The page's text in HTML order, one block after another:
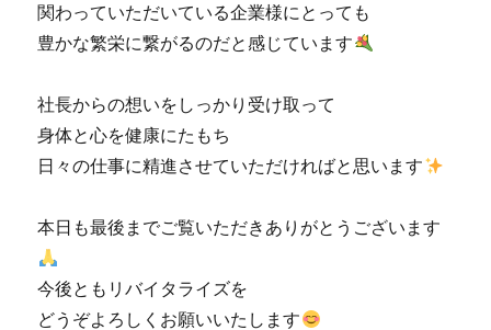
関わっていただいている企業様にとっても
豊かな繁栄に繋がるのだと感じています
社長からの想いをしっかり受け取って
身体と心を健康にたもち
日々の仕事に精進させていただければと思います
本日も最後までご覧いただきありがとうございます
今後ともリバイタライズを
どうぞよろしくお願いいたします